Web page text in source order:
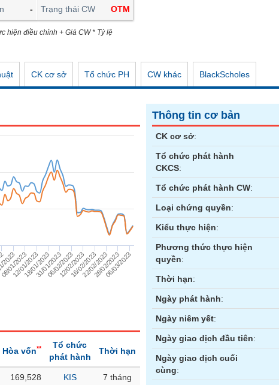
-
Trạng thái CW
OTM
hiện điều chỉnh + Giá CW * Tỷ lệ
CK cơ sở Tổ chức PH CW khác BlackScholes
08/01/2023
12/01/2023
18/01/2023
31/01/2023
06/02/2023
12/02/2023
16/02/2023
22/02/2023
28/02/2023
06/03/2023
Hòa vốn**
Tổ chức
phát hành
Thời hạn
169,528 KIS 7 tháng
Thông tin cơ bản
CK cơ sở:
Tổ chức phát hành
CKCS:
Tổ chức phát hành CW:
Loại chứng quyền:
Kiểu thực hiện:
Phương thức thực hiện
quyền:
Thời hạn:
Ngày phát hành:
Ngày niêm yết:
Ngày giao dịch đầu tiên:
Ngày giao dịch cuối
cùng:
TIN MỚI